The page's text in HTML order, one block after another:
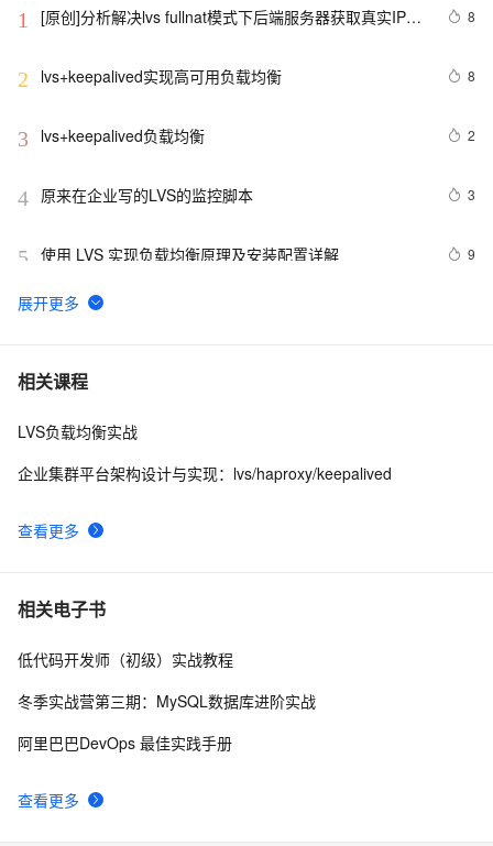
1
[原创]分析解决lvs fullnat模式下后端服务器获取真实IP地
8
2 lvs+keepalived实现高可用负载均衡 8
3 lvs+keepalived负载均衡 2
4 原来在企业写的LVS的监控脚本 3
5 使用 LVS 实现负载均衡原理及安装配置详解 9
6 重启fastdfs脚本，前端lvs
7 lvs-dr简单配置
8 LVS原理详解
推荐
相关课程
查看更多
LVS负载均衡实战
企业集群平台架构设计与实现：lvs/haproxy/keepalived
相关电子书
查看更多
低代码开发师（初级）实战教程
冬季实战营第三期：MySQL数据库进阶实战
阿里巴巴DevOps 最佳实践手册